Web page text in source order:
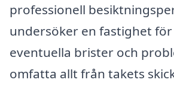
professionell
undersöker en fastighet
eventuella brister och
omfatta allt från takets